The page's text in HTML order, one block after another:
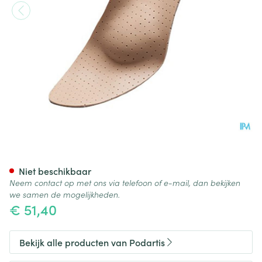
€ 51,40
Niet beschikbaar
Neem contact op met ons via telefoon of e-mail, dan bekijken
we samen de mogelijkheden.
Bekijk alle producten van Podartis